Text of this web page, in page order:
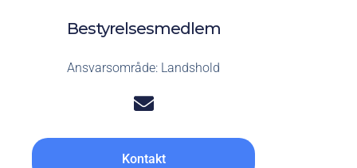
Bestyrelsesmedlem
Ansvarsområde: Landshold
Kontakt